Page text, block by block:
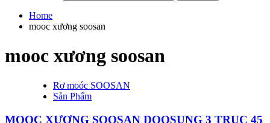
Home
mooc xương soosan
mooc xương soosan
Rơ moóc SOOSAN
Sản Phẩm
MOOC XƯƠNG SOOSAN DOOSUNG 3 TRỤC 45